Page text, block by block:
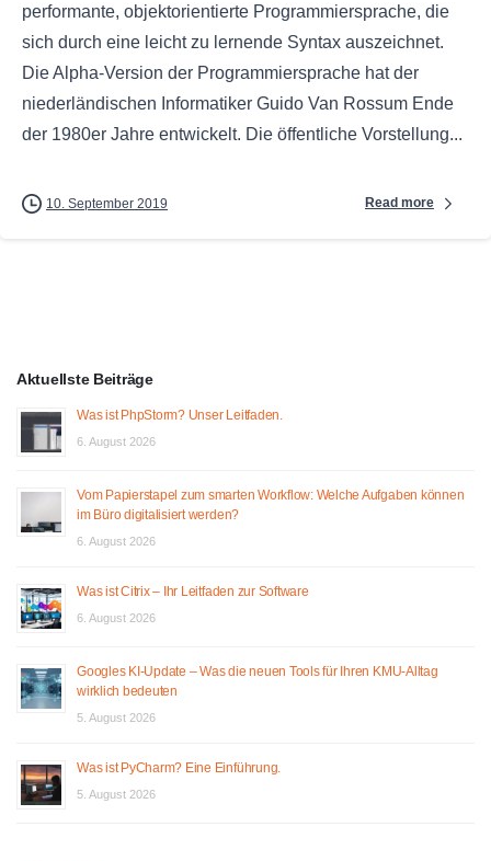
performante, objektorientierte Programmiersprache, die
sich durch eine leicht zu lernende Syntax auszeichnet.
Die Alpha-Version der Programmiersprache hat der
niederländischen Informatiker Guido Van Rossum Ende
der 1980er Jahre entwickelt. Die öffentliche Vorstellung...
10. September 2019 Read more
Aktuellste Beiträge
Was ist PhpStorm? Unser Leitfaden.
6. August 2026
Vom Papierstapel zum smarten Workflow: Welche Aufgaben können
im Büro digitalisiert werden?
6. August 2026
Was ist Citrix – Ihr Leitfaden zur Software
6. August 2026
Googles KI-Update – Was die neuen Tools für Ihren KMU-Alltag
wirklich bedeuten
5. August 2026
Was ist PyCharm? Eine Einführung.
5. August 2026